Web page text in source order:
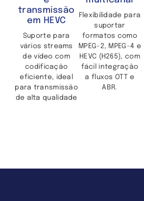
transmissão
em HEVC
Suporte para
vários streams
de vídeo com
codificação
eficiente, ideal
para transmissão
de alta qualidade
Flexibilidade para
suportar
formatos como
MPEG-2, MPEG-4 e
HEVC (H265), com
fácil integração
a fluxos OTT e
ABR.